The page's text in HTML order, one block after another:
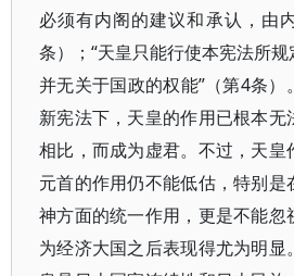
必须有内阁的建议和承认，由
条）；“天皇只能行使本宪法所规
并无关于国政的权能”（第4条）
新宪法下，天皇的作用已根本无
相比，而成为虚君。不过，天皇
元首的作用仍不能低估，特别
神方面的统一作用，更是不能忽
为经济大国之后表现得尤为明显